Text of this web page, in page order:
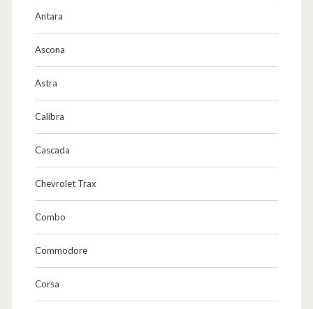
Antara
Ascona
Astra
Calibra
Cascada
Chevrolet Trax
Combo
Commodore
Corsa